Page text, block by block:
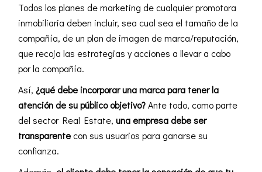
Todos losplanes de marketing de cualquier promotora
inmobiliaria deben incluir, sea cual sea el tamaño de la
compañía, de un plan de imagen de marca/reputación,
que recoja las estrategias y acciones a llevar a cabo
por la compañía.
Así,¿qué debe incorporar una marca para tener la
atención de su público objetivo?Ante todo, como parte
del sector Real Estate,una empresa debe ser
transparente con sus usuarios para ganarse su
confianza.